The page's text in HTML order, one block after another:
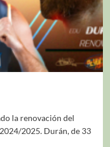
la renovación del
2025. Durán, de 33